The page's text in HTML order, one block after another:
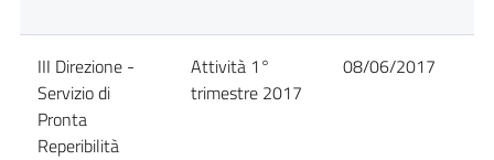
III Direzione -
Servizio di
Pronta
Reperibilità
Attività 1°
trimestre 2017
08/06/2017